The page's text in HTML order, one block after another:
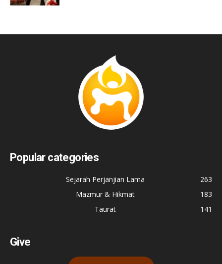
Popular categories
Sejarah Perjanjian Lama
263
Mazmur & Hikmat
183
Taurat
141
Give